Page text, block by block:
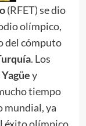
(RFET) se dio
olímpico,
del cómputo
. Los
y
tiempo
mundial, ya